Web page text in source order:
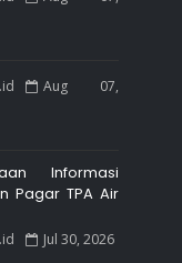
Aug 07,
Informasi
Pagar TPA Air
Jul 30, 2026